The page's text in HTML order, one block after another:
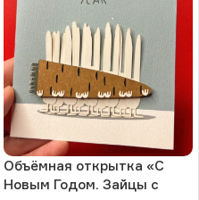
Объёмная открытка «С
Новым Годом. Зайцы с